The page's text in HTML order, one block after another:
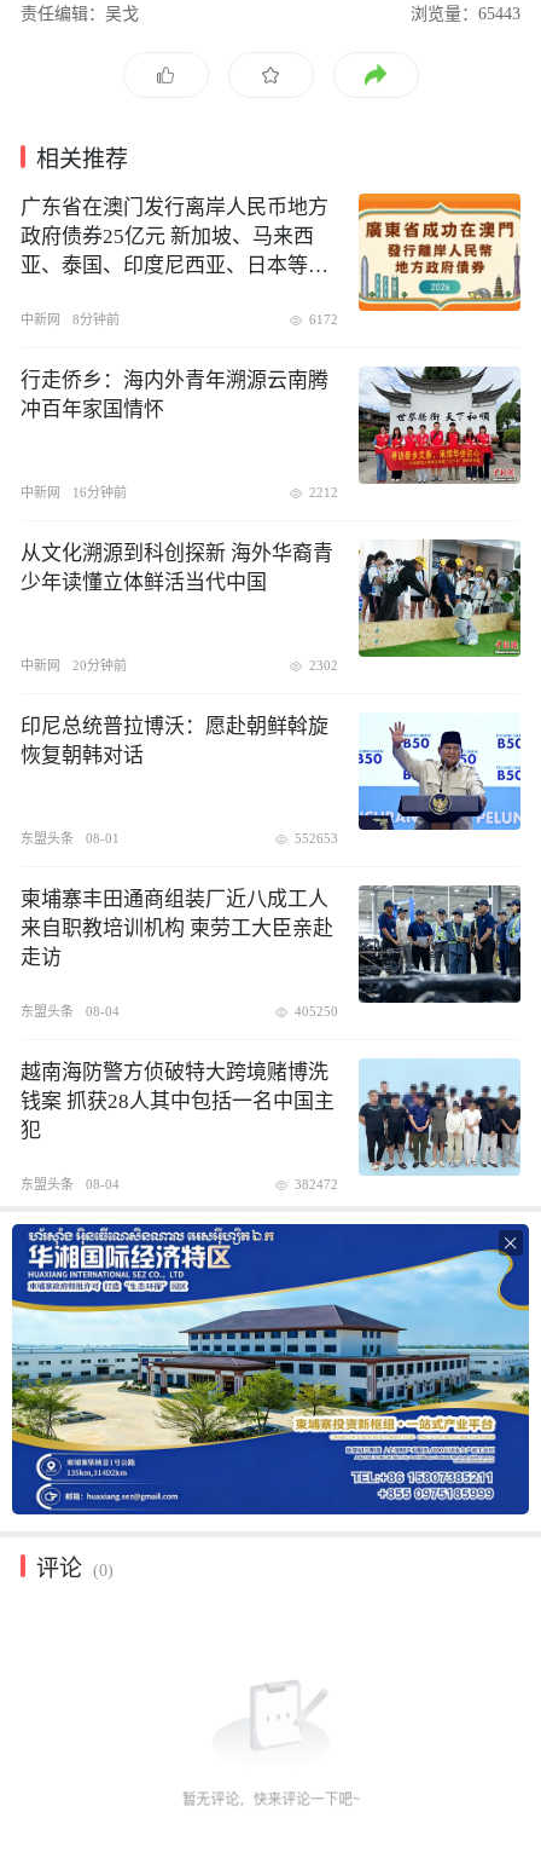
责任编辑：吴戈 浏览量：65443
相关推荐
广东省在澳门发行离岸人民币地方
政府债券25亿元 新加坡、马来西
亚、泰国、印度尼西亚、日本等多
行、资管机构踊跃认购
中新网 8分钟前 6172
行走侨乡：海内外青年溯源云南腾
冲百年家国情怀
中新网 16分钟前 2212
从文化溯源到科创探新 海外华裔青
少年读懂立体鲜活当代中国
中新网 20分钟前 2302
印尼总统普拉博沃：愿赴朝鲜斡旋
恢复朝韩对话
东盟头条 08-01 552653
柬埔寨丰田通商组装厂近八成工人
来自职教培训机构 柬劳工大臣亲赴
走访
东盟头条 08-04 405250
越南海防警方侦破特大跨境赌博洗
钱案 抓获28人其中包括一名中国主
犯
东盟头条 08-04 382472

评论 (0)